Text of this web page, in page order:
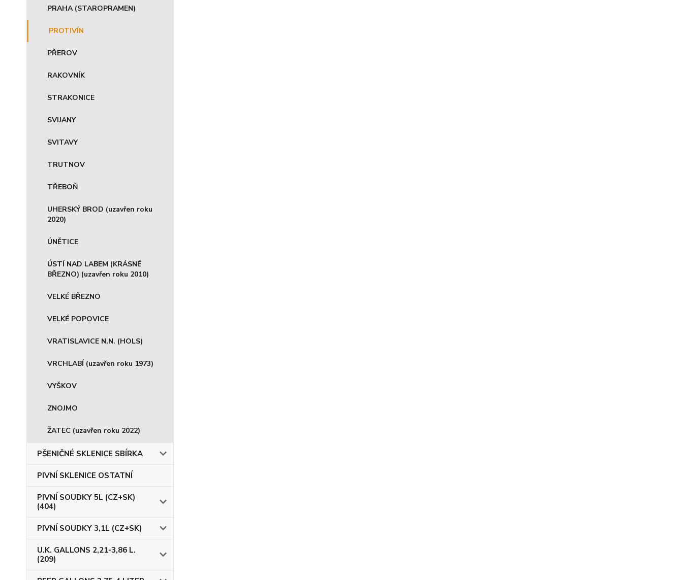
PRAHA (STAROPRAMEN)
PROTIVÍN
PŘEROV
RAKOVNÍK
STRAKONICE
SVIJANY
SVITAVY
TRUTNOV
TŘEBOŇ
UHERSKÝ BROD (uzavřen roku
2020)
ÚNĚTICE
ÚSTÍ NAD LABEM (KRÁSNÉ
BŘEZNO) (uzavřen roku 2010)
VELKÉ BŘEZNO
VELKÉ POPOVICE
VRATISLAVICE N.N. (HOLS)
VRCHLABÍ (uzavřen roku 1973)
VYŠKOV
ZNOJMO
ŽATEC (uzavřen roku 2022)
PŠENIČNÉ SKLENICE SBÍRKA
PIVNÍ SKLENICE OSTATNÍ
PIVNÍ SOUDKY 5L (CZ+SK)
(404)
PIVNÍ SOUDKY 3,1L (CZ+SK)
U.K. GALLONS 2,21-3,86 L.
(209)